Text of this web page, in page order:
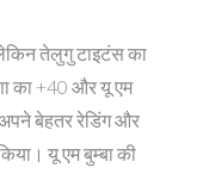
तेलुगु टाइटंस का
का +40 और यू एम
बेहतर रेडिंग और
यू एम बुम्बा की